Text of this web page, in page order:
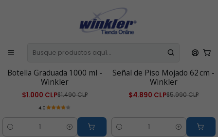
Todos los Productos incluyen IVA La Factura o Boleta se emite de
Botella Graduada 1000 ml -
Winkler
$1.000 CLP$1.490 CLP
4.0
Cantidad
Señal de Piso Mojado 62 cm -
Winkler
$4.890 CLP$5.990 CLP
Cantidad